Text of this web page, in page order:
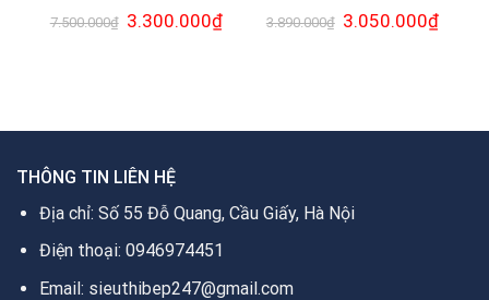
7.500.000₫ Giá
gốc
3.300.000₫Giá
hiện
3.890.000₫ Giá
gốc
3.050.000₫Giá
hiện
THÔNG TIN LIÊN HỆ
Địa chỉ: Số 55 Đỗ Quang, Cầu Giấy, Hà Nội
Điện thoại: 0946974451
Email: sieuthibep247@gmail.com